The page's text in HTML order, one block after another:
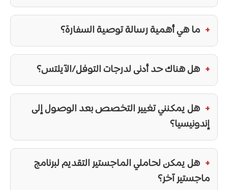
ما هي أهمية رسالة توصية السفارة؟
هل هناك حد أدنى لدرجات التوفل/الآيلتس؟
هل يمكنني تغيير التخصص بعد الوصول إلى
إندونيسيا؟
هل يمكن لحاملي الماجستير التقديم لبرنامج
ماجستير آخر؟